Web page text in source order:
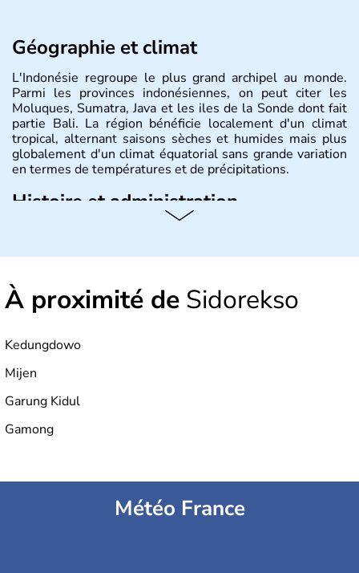
Géographie et climat
L'Indonésie regroupe le plus grand archipel au monde.
Parmi les provinces indonésiennes, on peut citer les
Moluques, Sumatra, Java et les iles de la Sonde dont fait
partie Bali. La région bénéficie localement d'un climat
tropical, alternant saisons sèches et humides mais plus
globalement d'un climat équatorial sans grande variation
en termes de températures et de précipitations.
Histoire et administration
6000 sont habitées. C'est en 1945 que son
200 millions d'habitants, élevés dans le respect des
cultures et le culte du corps, notamment au travers des
À proximité de Sidorekso
Kedungdowo
Mijen
Garung Kidul
Gamong
Météo France